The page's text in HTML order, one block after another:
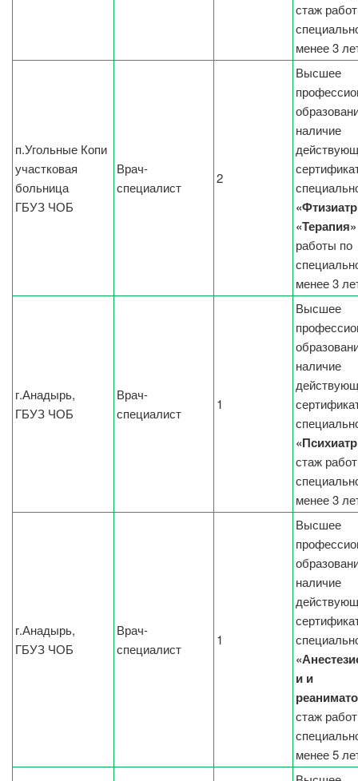
стаж
менее 3
п.Угольные Копи
участковая
больница
ГБУЗ ЧОБ
Врач-
специалист
2
Высшее
наличие
«Терапия»
работы по
менее 3
г.Анадырь,
ГБУЗ ЧОБ
Врач-
специалист
1
Высшее
наличие
стаж
менее 3
г.Анадырь,
ГБУЗ ЧОБ
Врач-
специалист
1
Высшее
наличие
и и
стаж
менее 5